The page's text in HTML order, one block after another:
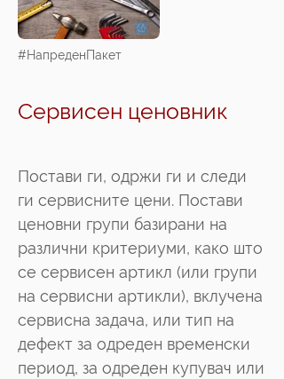
#НапреденПакет
Сервисен ценовник
Постави ги, одржи ги и следи
ги сервисните цени. Постави
ценовни групи базирани на
различни критериуми, како што
се сервисен артикл (или групи
на сервисни артикли), вклучена
сервисна задача, или тип на
дефект за одреден временски
период, за одреден купувач или